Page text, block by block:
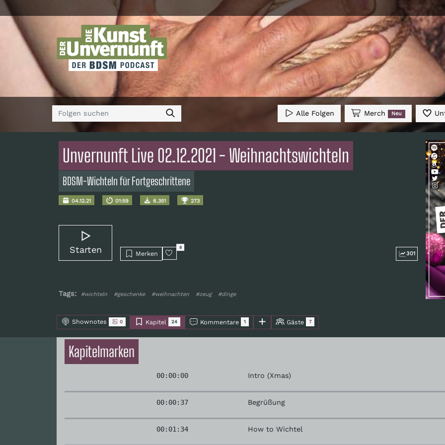
Alle Folgen Merch Neu
Unvernunft Live 02.12.2021 - Weihnachtswichteln
BDSM-Wichteln für Fortgeschrittene
04.12.21 01:59 6.351 273
Starten Merken
8
301
Tags: #wichteln #geschenke #weihnachten #zeug #dinge
Shownotes 0 Kapitel 24 Kommentare 1 Gäste 7
Kapitelmarken
00:00:00 Intro (Xmas)
00:00:37 Begrüßung
00:01:34 How to Wichtel